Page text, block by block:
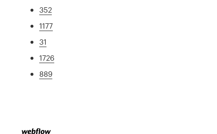
352
1177
31
1726
889